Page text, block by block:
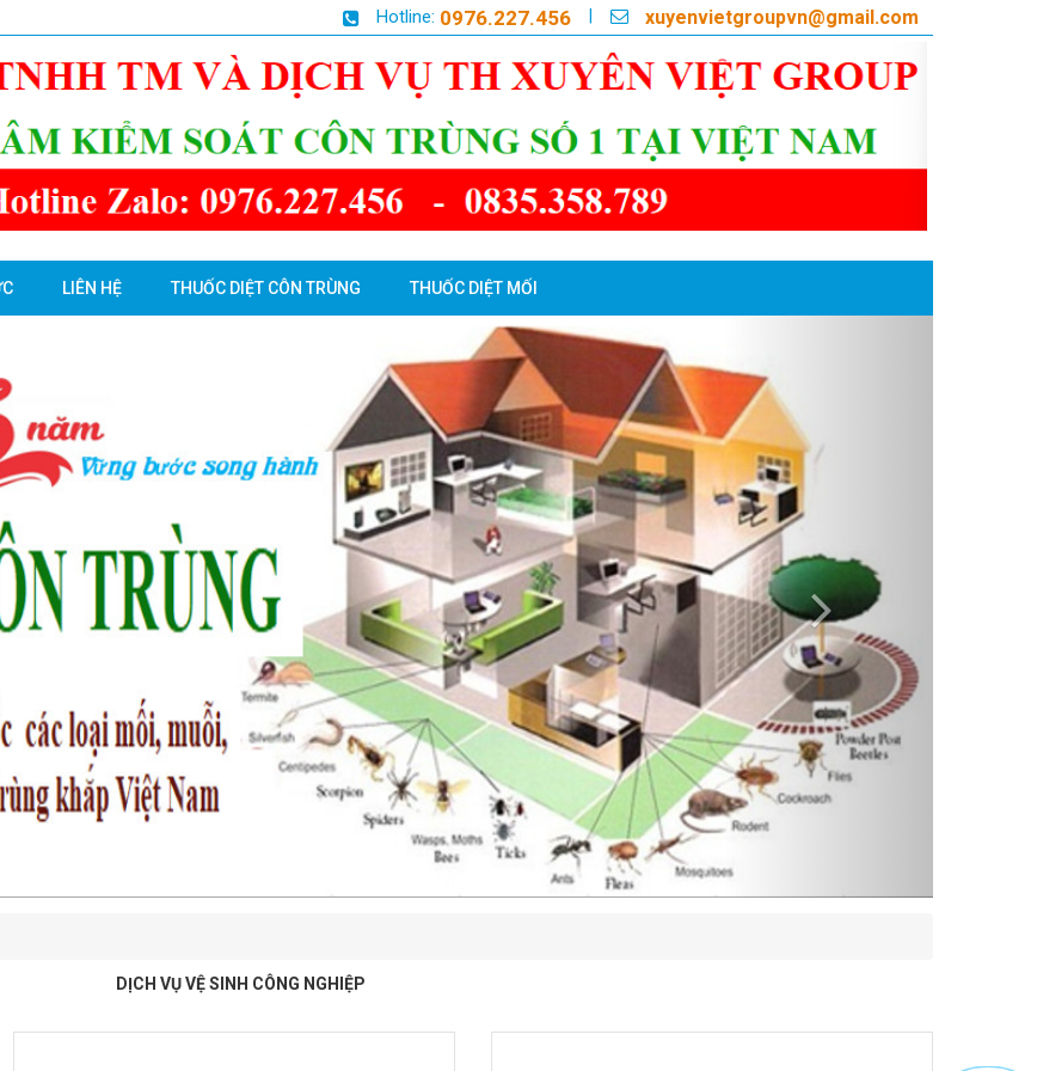
Hotline: 0976.227.456 xuyenvietgroupvn@gmail.com
LIÊN HỆ THUỐC DIỆT CÔN TRÙNG THUỐC DIỆT MỐI
DỊCH VỤ VỆ SINH CÔNG NGHIỆP